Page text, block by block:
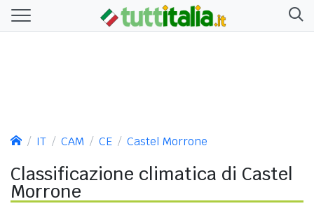
IT CAM CE Castel Morrone
Classificazione climatica di Castel
Morrone